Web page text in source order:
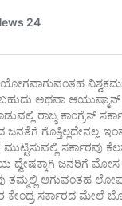
ಅಥವಾ
ರಾಜ್ಯ ಕಾಂಗ್ರೆಸ್
ಜನತೆಗೆ ಗೊತ್ತಿಲ್ಲದೇನಲ್ಲ.
ಸರ್ಕಾರವು
ದ್ವೇಷಕ್ಕಾಗಿ ಜನರಿಗೆ ಮೋಸ
ತಮ್ಮಲ್ಲಿ ಆಗುವಂತಹ
ಸರ್ಕಾರದ ಮೇಲೆ